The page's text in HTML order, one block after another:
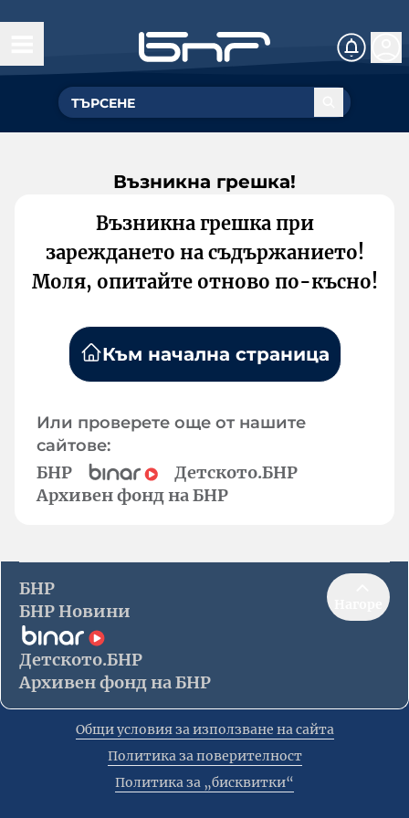
Възникна грешка!
Възникна грешка при
зареждането на съдържанието!
Моля, опитайте отново по-късно!
Към начална страница
Или проверете още от нашите
сайтове:
БНР
Детското.БНР
Архивен фонд на БНР
БНР
БНР Новини
Детското.БНР
Архивен фонд на БНР
Общи условия за използване на сайта
Политика за поверителност
Политика за „бисквитки“